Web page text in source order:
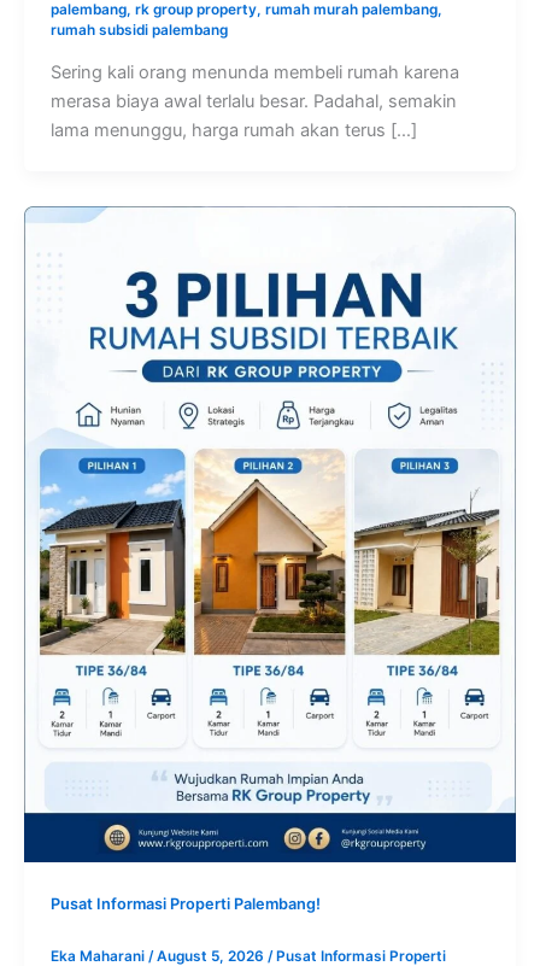
palembang, rk group property, rumah murah palembang,
rumah subsidi palembang
Sering kali orang menunda membeli rumah karena
merasa biaya awal terlalu besar. Padahal, semakin
lama menunggu, harga rumah akan terus […]
Pusat Informasi Properti Palembang!
Eka Maharani /August 5, 2026 / Pusat Informasi Properti